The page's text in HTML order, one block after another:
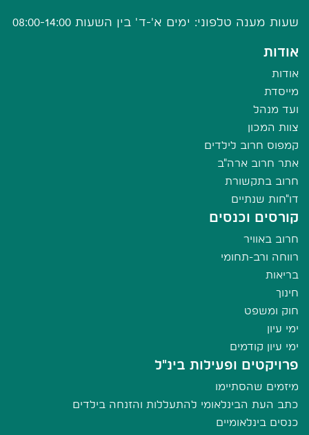
שעות מענה טלפוני: ימים א'-ד' בין השעות 08:00-14:00
אודות
אודות
מייסדת
ועד מנהל
צוות המכון
קמפוס חרוב לילדים
אתר חרוב ארה"ב
חרוב בתקשורת
דו"חות שנתיים
קורסים וכנסים
חרוב באוויר
רווחה ורב-תחומי
בריאות
חינוך
חוק ומשפט
ימי עיון
ימי עיון קודמים
פרויקטים ופעילות בינ"ל
מיזמים שהסתיימו
כתב העת הבינלאומי להתעללות והזנחה בילדים
כנסים בינלאומיים